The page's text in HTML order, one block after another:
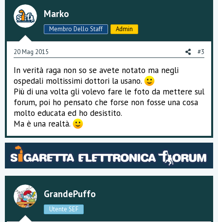
Marko
Membro Dello Staff Admin
20 Mag 2015 #3
In verità raga non so se avete notato ma negli
ospedali moltissimi dottori la usano.
Più di una volta gli volevo fare le foto da mettere sul
forum, poi ho pensato che forse non fosse una cosa
molto educata ed ho desistito.
Ma è una realtà.
GrandePuffo
Utente SEF